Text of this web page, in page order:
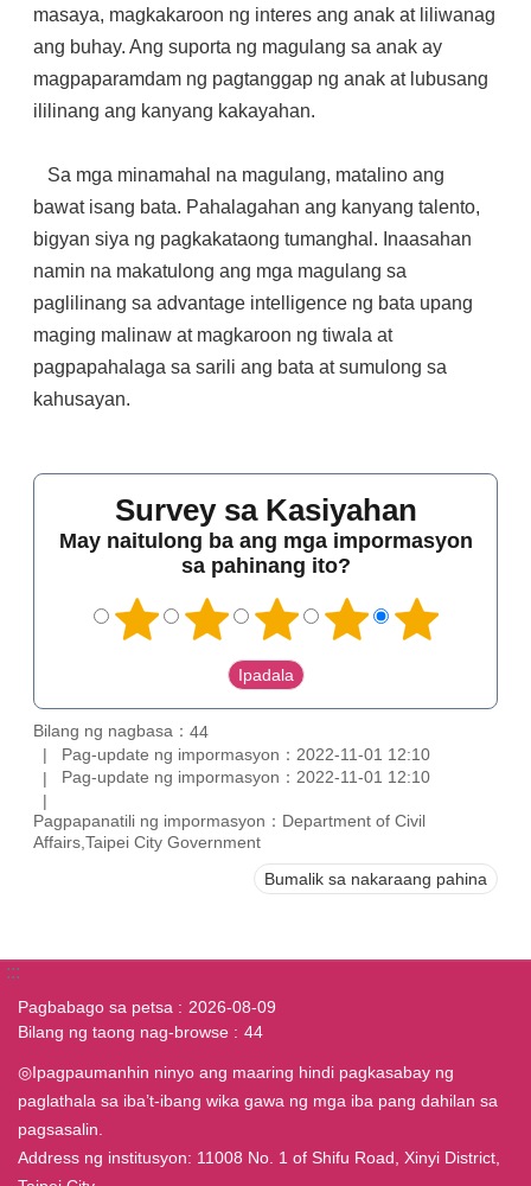
masaya, magkakaroon ng interes ang anak at liliwanag
ang buhay. Ang suporta ng magulang sa anak ay
magpaparamdam ng pagtanggap ng anak at lubusang
ililinang ang kanyang kakayahan.
Sa mga minamahal na magulang, matalino ang
bawat isang bata. Pahalagahan ang kanyang talento,
bigyan siya ng pagkakataong tumanghal. Inaasahan
namin na makatulong ang mga magulang sa
paglilinang sa advantage intelligence ng bata upang
maging malinaw at magkaroon ng tiwala at
pagpapahalaga sa sarili ang bata at sumulong sa
kahusayan.
Survey sa Kasiyahan
May naitulong ba ang mga impormasyon
sa pahinang ito?
Bilang ng nagbasa： 44
Pag-update ng impormasyon：2022-11-01 12:10
Pag-update ng impormasyon：2022-11-01 12:10
Pagpapanatili ng impormasyon：Department of Civil
Affairs,Taipei City Government
Bumalik sa nakaraang pahina
:::
Pagbabago sa petsa
2026-08-09
Bilang ng taong nag-browse
44
◎Ipagpaumanhin ninyo ang maaring hindi pagkasabay ng
paglathala sa iba’t-ibang wika gawa ng mga iba pang dahilan sa
pagsasalin.
Address ng institusyon: 11008 No. 1 of Shifu Road, Xinyi District,